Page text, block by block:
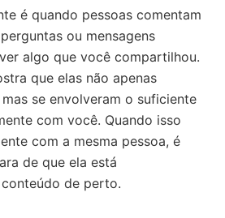
é quando pessoas comentam
ou mensagens
algo que você compartilhou.
que elas não apenas
se envolveram o suficiente
com você. Quando isso
com a mesma pessoa, é
de que ela está
de perto.